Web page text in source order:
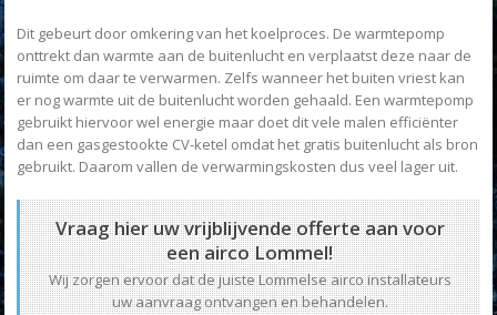
Dit gebeurt door omkering van het koelproces. De warmtepomp
onttrekt dan warmte aan de buitenlucht en verplaatst deze naar de
ruimte om daar te verwarmen. Zelfs wanneer het buiten vriest kan
er nog warmte uit de buitenlucht worden gehaald. Een warmtepomp
gebruikt hiervoor wel energie maar doet dit vele malen efficiënter
dan een gasgestookte CV-ketel omdat het gratis buitenlucht als bron
gebruikt. Daarom vallen de verwarmingskosten dus veel lager uit.
Vraag hier uw vrijblijvende offerte aan voor
een airco Lommel!
Wij zorgen ervoor dat de juiste Lommelse airco installateurs
uw aanvraag ontvangen en behandelen.